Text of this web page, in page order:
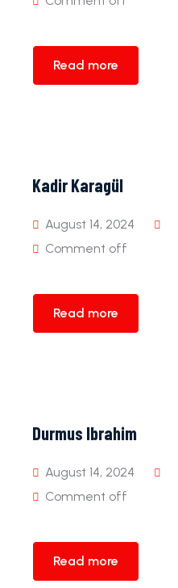
Read more
Kadir Karagül
August 14, 2024
Comment off
Read more
Durmus Ibrahim
August 14, 2024
Comment off
Read more